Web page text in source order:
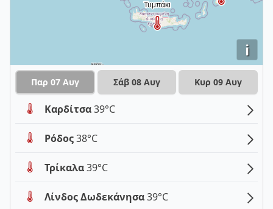
i
Παρ 07 Αυγ Σάβ 08 Αυγ Κυρ 09 Αυγ
Καρδίτσα39°C
Ρόδος38°C
Τρίκαλα39°C
Λίνδος Δωδεκάνησα39°C